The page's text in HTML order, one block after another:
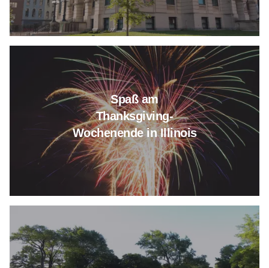
Spaß am
Thanksgiving-
Wochenende in Illinois
Lesen Sie mehr über
Lesen Sie mehr über Sticks on